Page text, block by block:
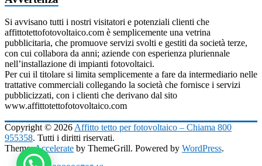
Si avvisano tutti i nostri visitatori e potenziali clienti che
affittotettofotovoltaico.com è semplicemente una vetrina
pubblicitaria, che promuove servizi svolti e gestiti da società terze,
con cui collabora da anni; aziende con esperienza pluriennale
nell’installazione di impianti fotovoltaici.
Per cui il titolare si limita semplicemente a fare da intermediario nelle
trattative commerciali collegando la società che fornisce i servizi
pubblicizzati, con i clienti che derivano dal sito
www.affittotettofotovoltaico.com
Copyright © 2026 Affitto tetto per fotovoltaico – Chiama 800
955358. Tutti i diritti riservati.
Theme:Accelerate by ThemeGrill. Powered by WordPress.